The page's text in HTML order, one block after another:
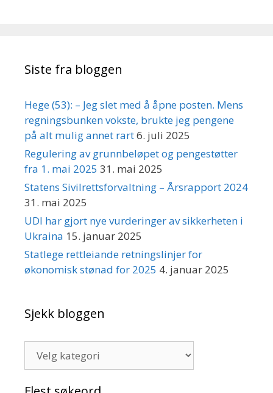
Siste fra bloggen
Hege (53): – Jeg slet med å åpne posten. Mens
regningsbunken vokste, brukte jeg pengene
på alt mulig annet rart6. juli 2025
Regulering av grunnbeløpet og pengestøtter
fra 1. mai 2025 31. mai 2025
Statens Sivilrettsforvaltning – Årsrapport 2024
31. mai 2025
UDI har gjort nye vurderinger av sikkerheten i
Ukraina 15. januar 2025
Statlege rettleiande retningslinjer for
økonomisk stønad for 2025 4. januar 2025
Sjekk bloggen
bloggen